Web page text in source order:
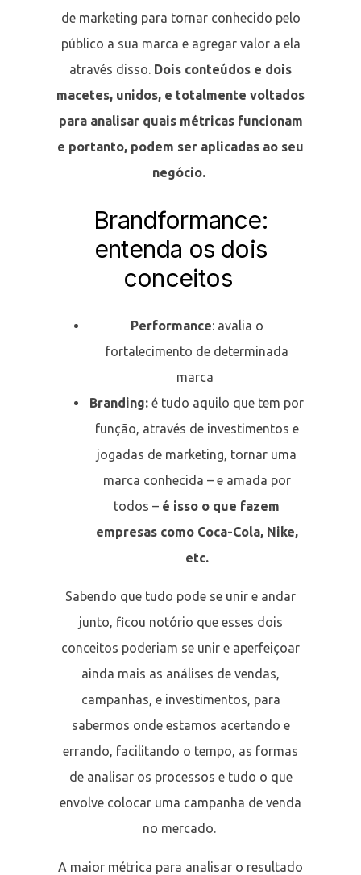
de marketing para tornar conhecido pelo
público a sua marca e agregar valor a ela
através disso. Dois conteúdos e dois
macetes, unidos, e totalmente voltados
para analisar quais métricas funcionam
e portanto, podem ser aplicadas ao seu
negócio.
Brandformance:
entenda os dois
conceitos
Performance: avalia o
fortalecimento de determinada
marca
Branding: é tudo aquilo que tem por
função, através de investimentos e
jogadas de marketing, tornar uma
marca conhecida – e amada por
todos – é isso o que fazem
empresas como Coca-Cola, Nike,
etc.
Sabendo que tudo pode se unir e andar
junto, ficou notório que esses dois
conceitos poderiam se unir e aperfeiçoar
ainda mais as análises de vendas,
campanhas, e investimentos, para
sabermos onde estamos acertando e
errando, facilitando o tempo, as formas
de analisar os processos e tudo o que
envolve colocar uma campanha de venda
no mercado.
A maior métrica para analisar o resultado